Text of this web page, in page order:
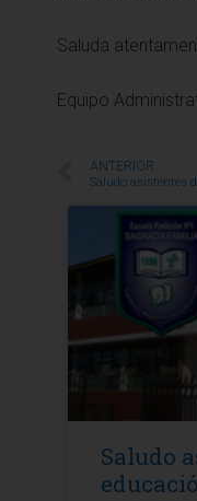
Saluda
Equipo
ANTERIOR
Saludo asistentes
Saludo